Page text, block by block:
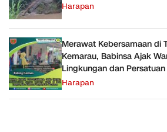
Harapan
Merawat Kebersamaan di
Kemarau, Babinsa Ajak
Lingkungan dan Persatuan
Harapan